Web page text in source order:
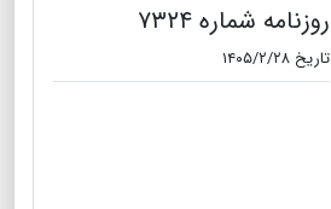
روزنامه شماره ۷۳۲۴
تاریخ ۱۴۰۵/۲/۲۸